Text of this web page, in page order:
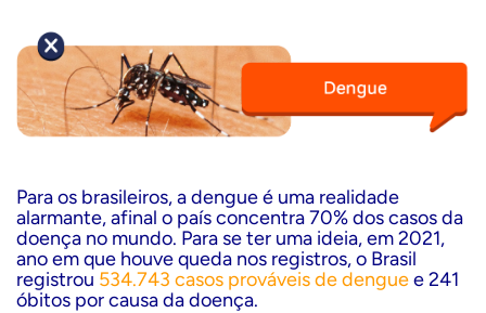
Para os brasileiros, a dengue é uma realidade
alarmante, afinal o país concentra 70% dos casos da
doença no mundo. Para se ter uma ideia, em 2021,
ano em que houve queda nos registros, o Brasil
registrou 534.743 casos prováveis de denguee 241
óbitos por causa da doença.